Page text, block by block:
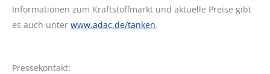
Informationen zum Kraftstoffmarkt und aktuelle Preise gibt
es auch unter www.adac.de/tanken.
Pressekontakt: